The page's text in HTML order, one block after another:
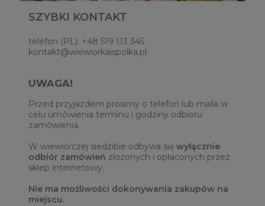
SZYBKI KONTAKT
telefon (PL): +48 519 113 345
kontakt@wiewiorkaispolka.pl
UWAGA!
Przed przyjazdem prosimy o telefon lub maila w
celu umówienia terminu i godziny odbioru
zamówienia.
W wiewiórczej siedzibie odbywa się wyłącznie
odbiór zamówień złożonych i opłaconych przez
sklep internetowy.
Nie ma możliwości dokonywania zakupów na
miejscu.